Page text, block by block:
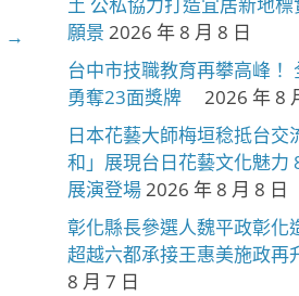
→
土 公私協力打造宜居新地
願景 2026 年 8 月 8 日
台中市技職教育再攀高峰！
勇奪23面獎牌
2026 年 8
日本花藝大師梅垣稔抵台
和」展現台日花藝文化魅力
展演登場2026 年 8 月 8 日
彰化縣長參選人魏平政彰
超越六都承接王惠美施政再
8 月 7 日